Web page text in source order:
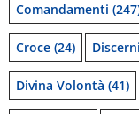
Comandamenti
Croce (24)
Divina Volontà (41)